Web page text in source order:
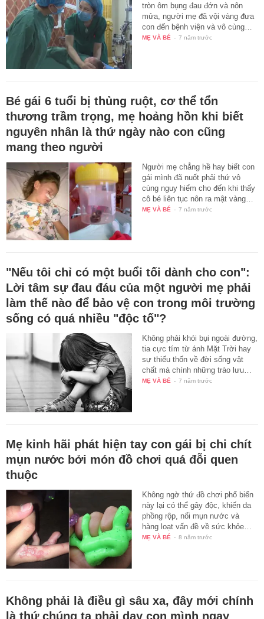
tròn ôm bụng đau đớn và nôn
mửa, người mẹ đã vội vàng đưa
con đến bệnh viện và vô cùng…
MẸ VÀ BÉ - 7 năm trước
Bé gái 6 tuổi bị thủng ruột, cơ thể tổn
thương trầm trọng, mẹ hoảng hồn khi biết
nguyên nhân là thứ ngày nào con cũng
mang theo người
Người mẹ chẳng hề hay biết con
gái mình đã nuốt phải thứ vô
cùng nguy hiểm cho đến khi thấy
cô bé liên tục nôn ra mật vàng…
MẸ VÀ BÉ - 7 năm trước
"Nếu tôi chỉ có một buổi tối dành cho con":
Lời tâm sự đau đáu của một người mẹ phải
làm thế nào để bảo vệ con trong môi trường
sống có quá nhiều "độc tố"?
Không phải khói bụi ngoài đường,
tia cực tím từ ánh Mặt Trời hay
sự thiếu thốn về đời sống vật
chất mà chính những trào lưu…
MẸ VÀ BÉ - 7 năm trước
Mẹ kinh hãi phát hiện tay con gái bị chi chít
mụn nước bởi món đồ chơi quá đỗi quen
thuộc
Không ngờ thứ đồ chơi phổ biến
này lại có thể gây độc, khiến da
phồng rộp, nổi mụn nước và
hàng loạt vấn đề về sức khỏe…
MẸ VÀ BÉ - 8 năm trước
Không phải là điều gì sâu xa, đây mới chính
là thứ chúng ta phải dạy con mình ngay